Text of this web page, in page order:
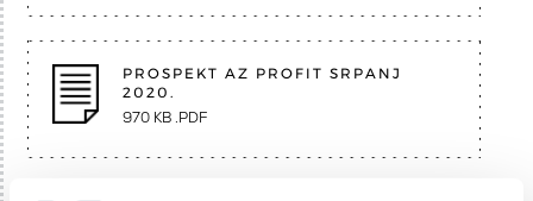
PROSPEKT AZ PROFIT SRPANJ
2020.
970 KB .PDF